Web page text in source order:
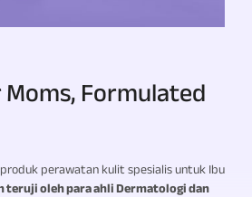
Formulated
perawatan kulit spesialis untuk Ibu
teruji oleh para ahli Dermatologi dan